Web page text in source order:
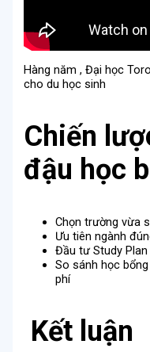
Hàng năm , Đại học
cho du học sinh
Chiến
đậu học
Chọn trường vừa
Ưu tiên ngành
Đầu tư Study
So sánh học
phí
Kết luận